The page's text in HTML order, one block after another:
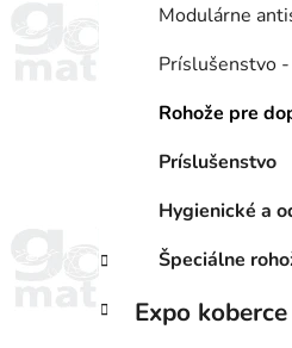
Modulárne
Príslušenstvo
Rohože pre
Príslušenstvo
Hygienické a
Špeciálne
Expo koberce